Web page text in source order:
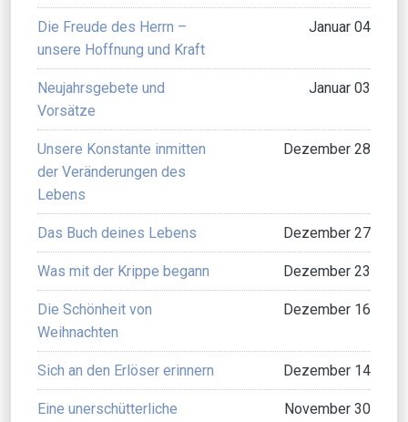
Die Freude des Herrn –
unsere Hoffnung und Kraft
Januar 04
Neujahrsgebete und
Vorsätze
Januar 03
Unsere Konstante inmitten
der Veränderungen des
Lebens
Dezember 28
Das Buch deines Lebens Dezember 27
Was mit der Krippe begann Dezember 23
Die Schönheit von
Weihnachten
Dezember 16
Sich an den Erlöser erinnern Dezember 14
Eine unerschütterliche
November 30